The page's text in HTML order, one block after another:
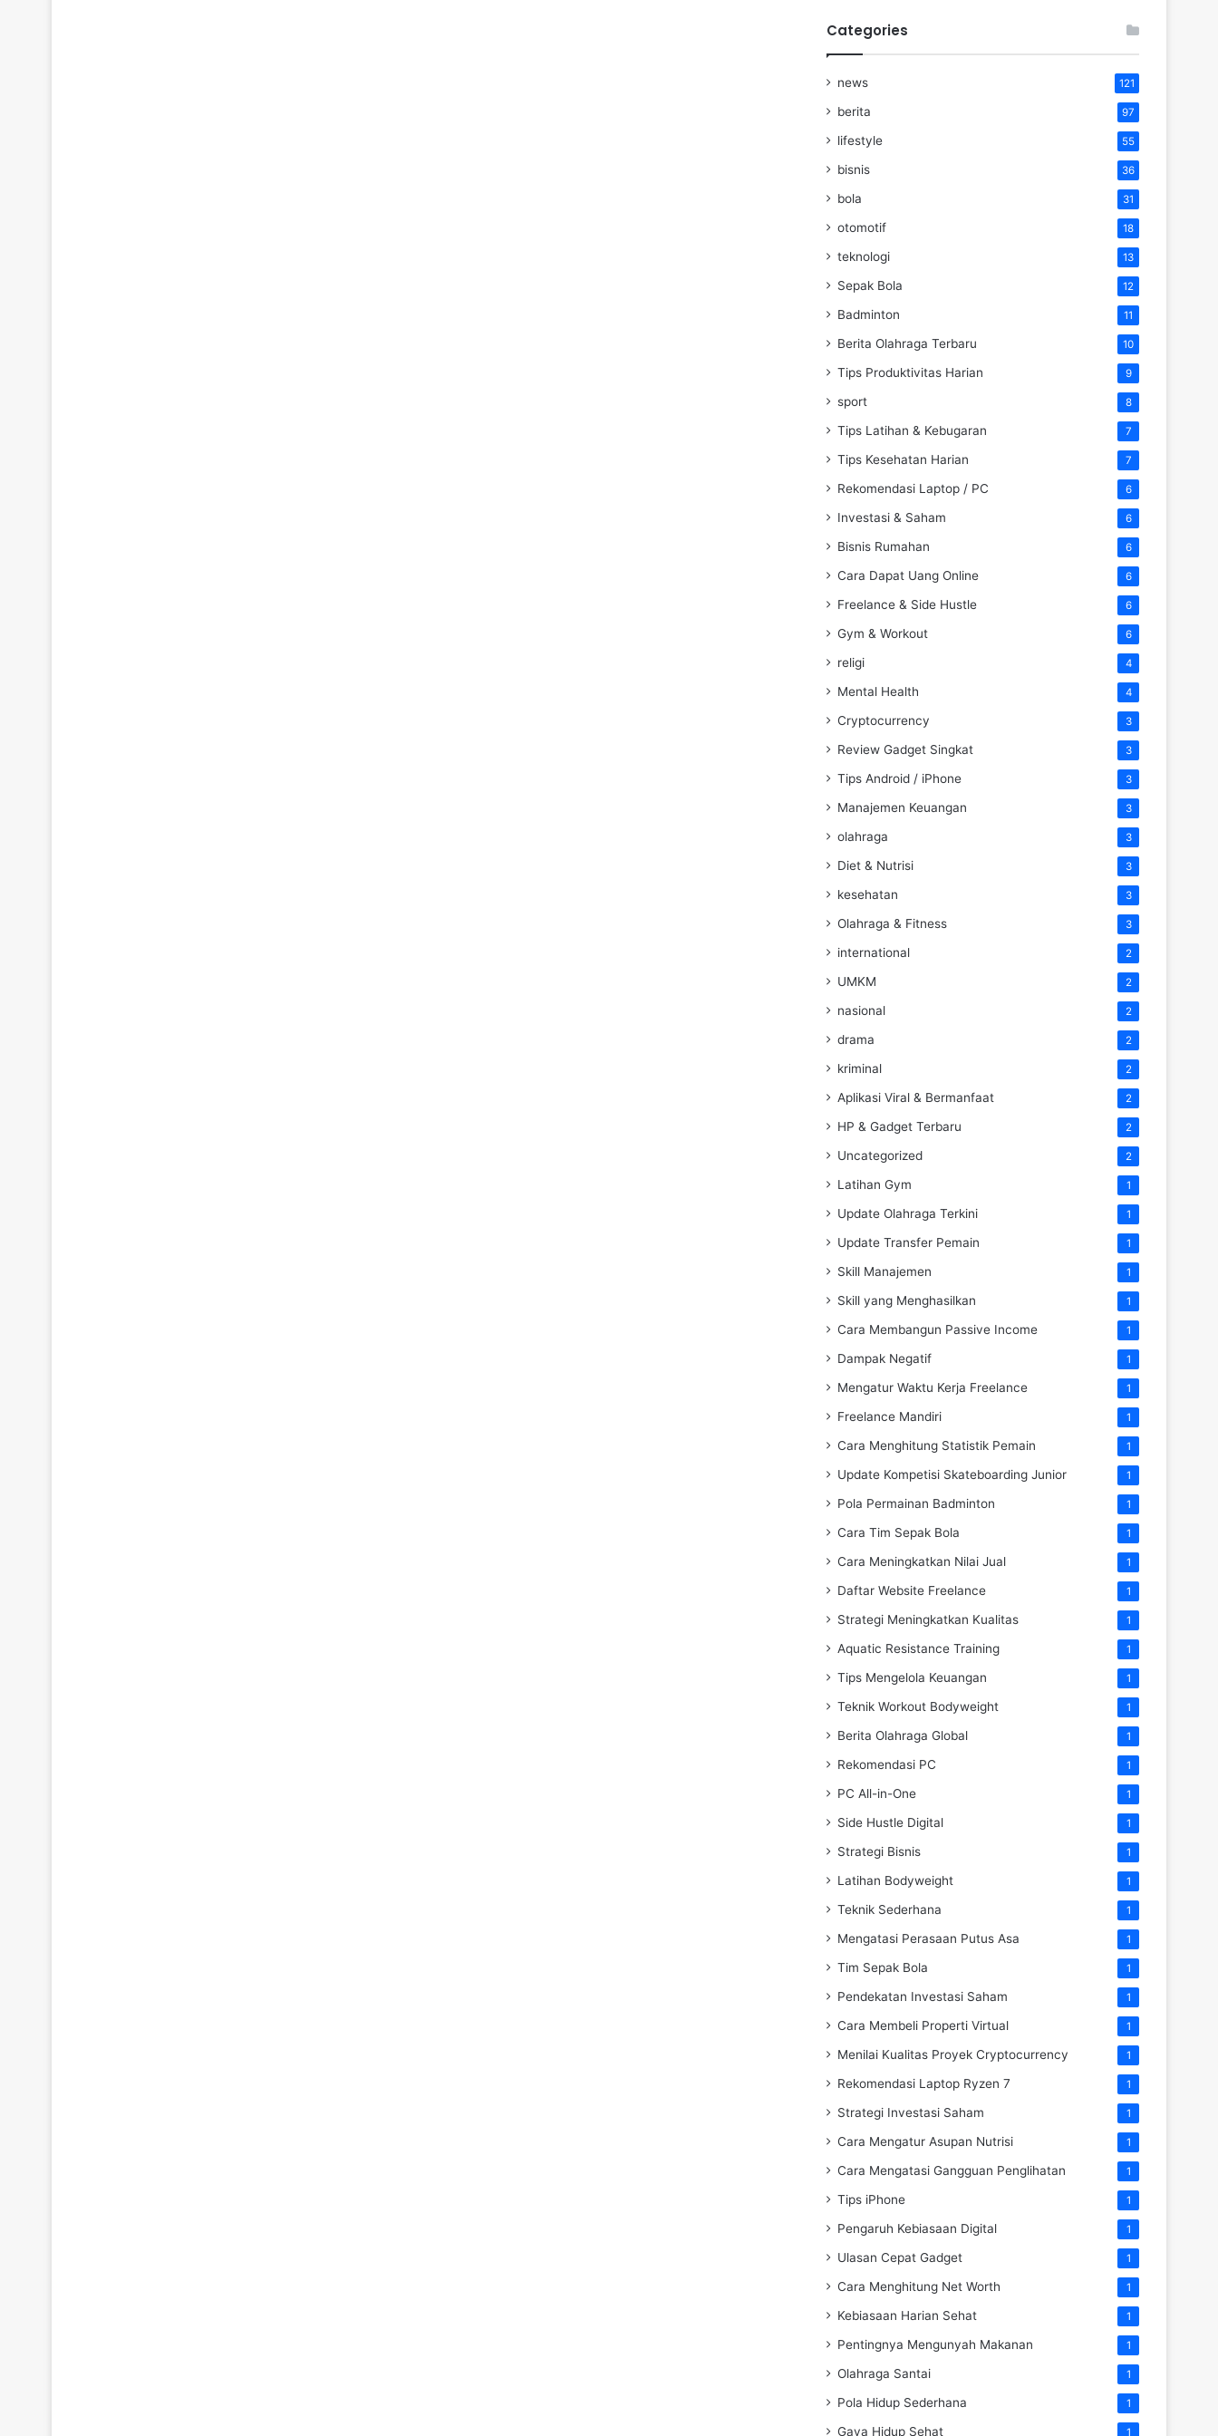
Categories
news 121
berita 97
lifestyle 55
bisnis 36
bola 31
otomotif 18
teknologi 13
Sepak Bola 12
Badminton 11
Berita Olahraga Terbaru 10
Tips Produktivitas Harian 9
sport 8
Tips Latihan & Kebugaran 7
Tips Kesehatan Harian 7
Rekomendasi Laptop / PC 6
Investasi & Saham 6
Bisnis Rumahan 6
Cara Dapat Uang Online 6
Freelance & Side Hustle 6
Gym & Workout 6
religi 4
Mental Health 4
Cryptocurrency 3
Review Gadget Singkat 3
Tips Android / iPhone 3
Manajemen Keuangan 3
olahraga 3
Diet & Nutrisi 3
kesehatan 3
Olahraga & Fitness 3
international 2
UMKM 2
nasional 2
drama 2
kriminal 2
Aplikasi Viral & Bermanfaat 2
HP & Gadget Terbaru 2
Uncategorized 2
Latihan Gym 1
Update Olahraga Terkini 1
Update Transfer Pemain 1
Skill Manajemen 1
Skill yang Menghasilkan 1
Cara Membangun Passive Income 1
Dampak Negatif 1
Mengatur Waktu Kerja Freelance 1
Freelance Mandiri 1
Cara Menghitung Statistik Pemain 1
Update Kompetisi Skateboarding Junior 1
Pola Permainan Badminton 1
Cara Tim Sepak Bola 1
Cara Meningkatkan Nilai Jual 1
Daftar Website Freelance 1
Strategi Meningkatkan Kualitas 1
Aquatic Resistance Training 1
Tips Mengelola Keuangan 1
Teknik Workout Bodyweight 1
Berita Olahraga Global 1
Rekomendasi PC 1
PC All-in-One 1
Side Hustle Digital 1
Strategi Bisnis 1
Latihan Bodyweight 1
Teknik Sederhana 1
Mengatasi Perasaan Putus Asa 1
Tim Sepak Bola 1
Pendekatan Investasi Saham 1
Cara Membeli Properti Virtual 1
Menilai Kualitas Proyek Cryptocurrency 1
Rekomendasi Laptop Ryzen 7 1
Strategi Investasi Saham 1
Cara Mengatur Asupan Nutrisi 1
Cara Mengatasi Gangguan Penglihatan 1
Tips iPhone 1
Pengaruh Kebiasaan Digital 1
Ulasan Cepat Gadget 1
Cara Menghitung Net Worth 1
Kebiasaan Harian Sehat 1
Pentingnya Mengunyah Makanan 1
Olahraga Santai 1
Pola Hidup Sederhana 1
Gaya Hidup Sehat 1